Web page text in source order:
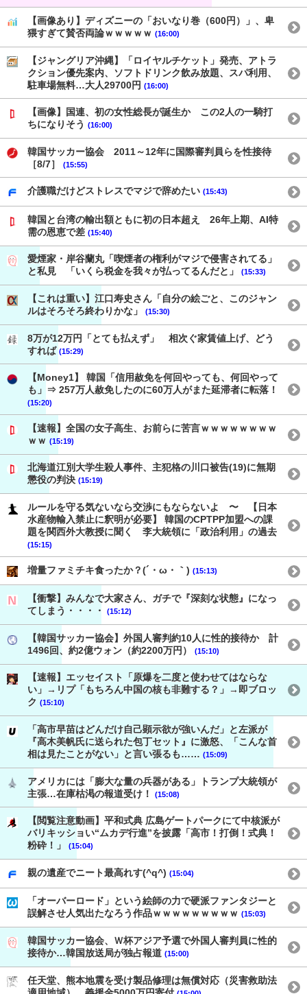
【画像あり】ディズニーの「おいなり巻（600円）」、卑
猥すぎて賛否両論ｗｗｗｗｗ (16:00)
【ジャングリア沖縄】「ロイヤルチケット」発売、アトラ
クション優先案内、ソフトドリンク飲み放題、スパ利用、
駐車場無料…大人29700円 (16:00)
【画像】国連、初の女性総長が誕生か この2人の一騎打
ちになりそう (16:00)
韓国サッカー協会 2011～12年に国際審判員らを性接待
［8/7］
(15:55)
介護職だけどストレスでマジで辞めたい (15:43)
韓国と台湾の輸出額ともに初の日本超え 26年上期、AI特
需の恩恵で差 (15:40)
愛煙家・岸谷蘭丸「喫煙者の権利がマジで侵害されてる」
と私見 「いくら税金を我々が払ってるんだと」
(15:33)
【これは重い】江口寿史さん「自分の絵ごと、このジャン
ルはそろそろ終わりかな」
(15:30)
8万が12万円「とても払えず」 相次ぐ家賃値上げ、どう
すれば (15:29)
【Money1】 韓国「信用赦免を何回やっても、何回やって
も」⇒ 257万人赦免したのに60万人がまた延滞者に転落！
(15:20)
【速報】全国の女子高生、お前らに苦言ｗｗｗｗｗｗｗｗ
ｗｗ (15:19)
北海道江別大学生殺人事件、主犯格の川口被告(19)に無期
懲役の判決 (15:19)
ルールを守る気ないなら交渉にもならないよ 〜 【日本
水産物輸入禁止に釈明が必要】 韓国のCPTPP加盟への課
題を関西外大教授に聞く 李大統領に「政治利用」の過去
(15:15)
増量ファミチキ食ったか？(´・ω・｀) (15:13)
【衝撃】みんなで大家さん、ガチで『深刻な状態』になっ
てしまう・・・・
(15:12)
【韓国サッカー協会】外国人審判約10人に性的接待か 計
1496回、約2億ウォン（約2200万円）
(15:10)
【速報】エッセイスト「原爆を二度と使わせてはならな
い」→リプ「もちろん中国の核も非難する？」→即ブロッ
ク (15:10)
「高市早苗はどんだけ自己顕示欲が強いんだ」と左派が
『高木美帆氏に送られた包丁セット』に激怒、「こんな首
相は見たことがない」と言い張るも…… (15:09)
アメリカには「膨大な量の兵器がある」トランプ大統領が
主張…在庫枯渇の報道受け！
(15:08)
【閲覧注意動画】平和式典 広島ゲートパークにて中核派が
バリキッショい“ムカデ行進”を披露「高市！打倒！式典！
粉砕！」
(15:04)
親の遺産でニート最高れす(^q^) (15:04)
「オーバーロード」という絵師の力で硬派ファンタジーと
誤解させ人気出たなろう作品ｗｗｗｗｗｗｗｗｗ (15:03)
韓国サッカー協会、Ｗ杯アジア予選で外国人審判員に性的
接待か…韓国放送局が独占報道 (15:00)
任天堂、熊本地震を受け製品修理は無償対応（災害救助法